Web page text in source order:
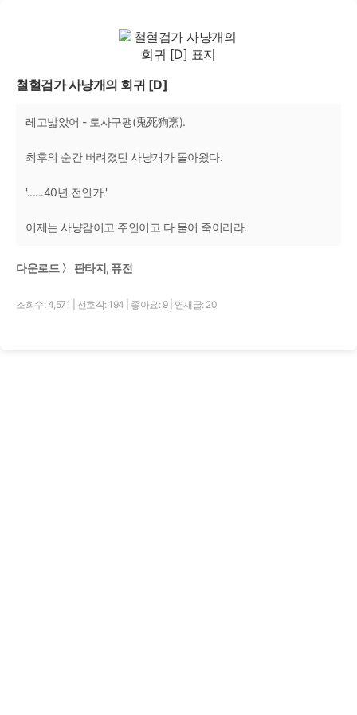
철혈검가 사냥개의 회귀 [D]
레고밟았어 - 토사구팽(兎死狗烹).
최후의 순간 버려졌던 사냥개가 돌아왔다.
'......40년 전인가.'
이제는 사냥감이고 주인이고 다 물어 죽이리라.
다운로드 〉 판타지, 퓨전
조회수: 4,571 선호작: 194 좋아요: 9 연재글: 20